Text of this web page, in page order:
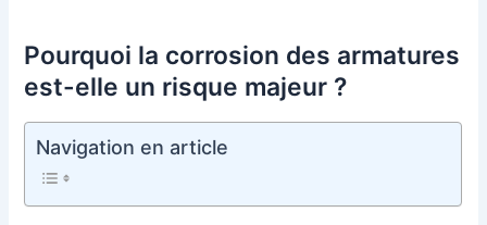
Pourquoi la corrosion des armatures
est-elle un risque majeur ?
Navigation en article